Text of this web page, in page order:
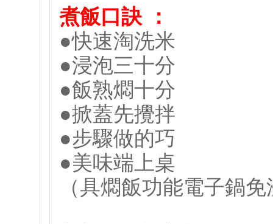
煮飯口訣 ：
●快速淘洗米
●浸泡三十分
●飯熟燜十分
●掀蓋先攪拌
●步驟做的巧
●美味端上桌
（具燜飯功能電子鍋